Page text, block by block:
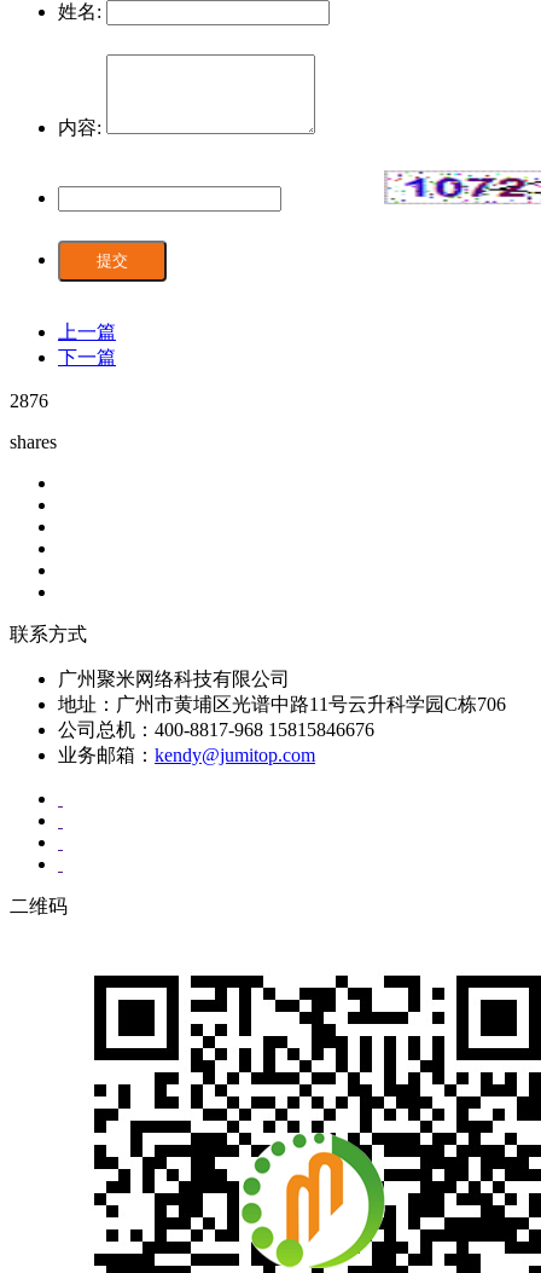
姓名:
内容:
提交
上一篇
下一篇
2876
shares
联系方式
广州聚米网络科技有限公司
地址：广州市黄埔区光谱中路11号云升科学园C栋706
公司总机：400-8817-968 15815846676
业务邮箱： kendy@jumitop.com
二维码